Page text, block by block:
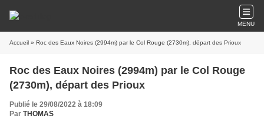
MENU
Accueil » Roc des Eaux Noires (2994m) par le Col Rouge (2730m), départ des Prioux
Roc des Eaux Noires (2994m) par le Col Rouge
(2730m), départ des Prioux
Publié le 29/08/2022 à 18:09
Par THOMAS